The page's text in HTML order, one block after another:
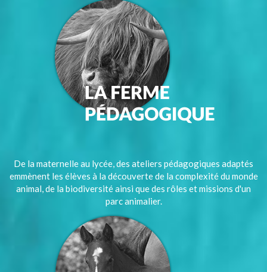
De la maternelle au lycée, des ateliers pédagogiques adaptés
emmènent les élèves à la découverte de la complexité du monde
animal, de la biodiversité ainsi que des rôles et missions d'un
parc animalier.